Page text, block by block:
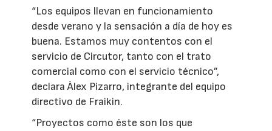
“Los equipos llevan en funcionamiento
desde verano y la sensación a día de hoy es
buena. Estamos muy contentos con el
servicio de Circutor, tanto con el trato
comercial como con el servicio técnico”,
declara Àlex Pizarro, integrante del equipo
directivo de Fraikin.
“Proyectos como éste son los que